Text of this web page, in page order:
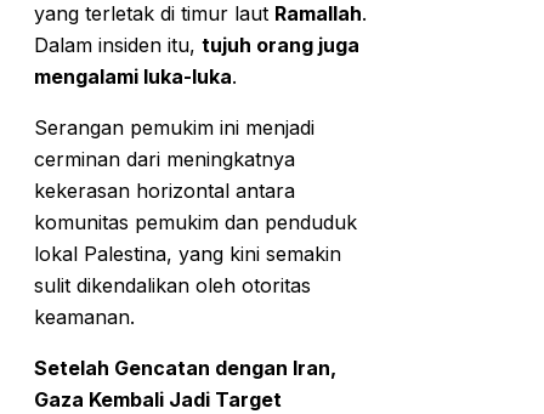
yang terletak di timur laut Ramallah.
Dalam insiden itu, tujuh orang juga
mengalami luka-luka.
Serangan pemukim ini menjadi
cerminan dari meningkatnya
kekerasan horizontal antara
komunitas pemukim dan penduduk
lokal Palestina, yang kini semakin
sulit dikendalikan oleh otoritas
keamanan.
Setelah Gencatan dengan Iran,
Gaza Kembali Jadi Target